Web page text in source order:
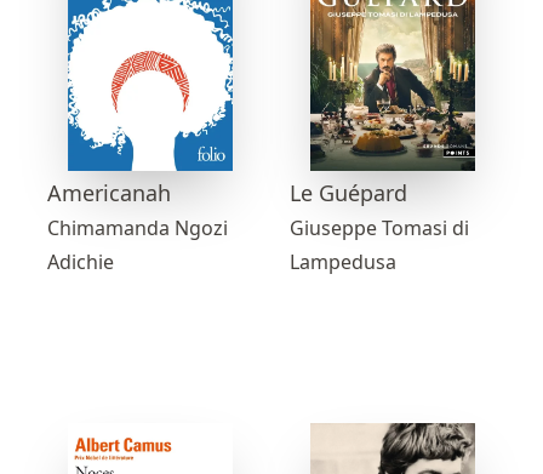
Americanah
Chimamanda Ngozi
Adichie
Le Guépard
Giuseppe Tomasi di
Lampedusa